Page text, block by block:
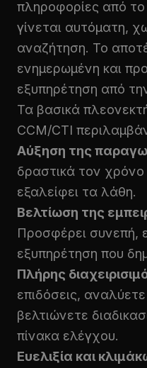
πληροφορίες από το
γίνεται αυτόματη,
αναζήτηση. Το
ενημερωμένη και
εξυπηρέτηση από
Τα βασικά
CCM/CTI
Αύξηση της
δραστικά τον
εξαλείφει τα λάθη.
Βελτίωση της
Προσφέρει συνεπή,
εξυπηρέτηση που
Πλήρης
επιδόσεις,
βελτιώνετε
πίνακα ελέγχου.
Ευελιξία και